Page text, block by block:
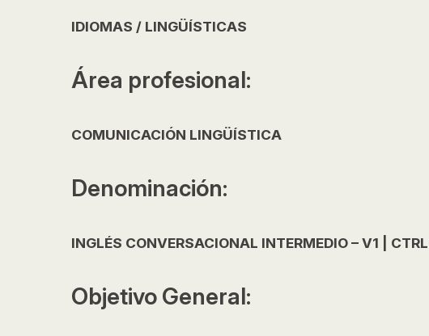
IDIOMAS / LINGÜÍSTICAS
Área profesional:
COMUNICACIÓN LINGÜÍSTICA
Denominación:
INGLÉS CONVERSACIONAL INTERMEDIO – V1 |
Objetivo General: